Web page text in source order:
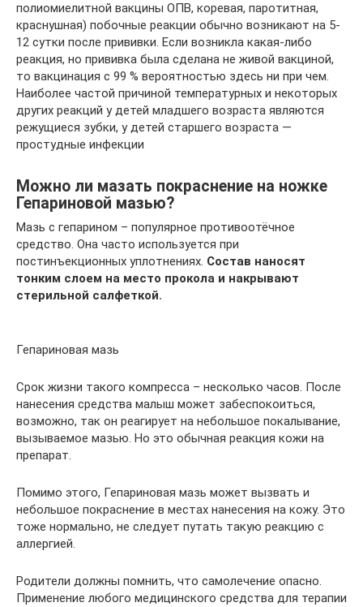
полиомиелитной вакцины ОПВ, коревая, паротитная,
краснушная) побочные реакции обычно возникают на 5-
12 сутки после прививки. Если возникла какая-либо
реакция, но прививка была сделана не живой вакциной,
то вакцинация с 99 % вероятностью здесь ни при чем.
Наиболее частой причиной температурных и некоторых
других реакций у детей младшего возраста являются
режущиеся зубки, у детей старшего возраста —
простудные инфекции
Можно ли мазать покраснение на ножке
Гепариновой мазью?
Мазь с гепарином – популярное противоотёчное
средство. Она часто используется при
постинъекционных уплотнениях. Состав наносят
тонким слоем на место прокола и накрывают
стерильной салфеткой.
Гепариновая мазь
Срок жизни такого компресса – несколько часов. После
нанесения средства малыш может забеспокоиться,
возможно, так он реагирует на небольшое покалывание,
вызываемое мазью. Но это обычная реакция кожи на
препарат.
Помимо этого, Гепариновая мазь может вызвать и
небольшое покраснение в местах нанесения на кожу. Это
тоже нормально, не следует путать такую реакцию с
аллергией.
Родители должны помнить, что самолечение опасно.
Применение любого медицинского средства для терапии